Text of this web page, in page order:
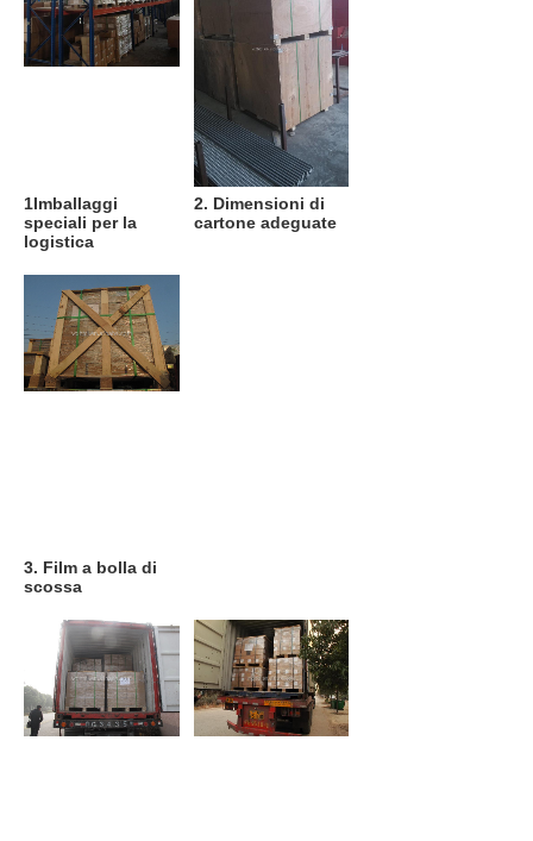
1Imballaggi
speciali per la
logistica
2. Dimensioni di
cartone adeguate
3. Film a bolla di
scossa